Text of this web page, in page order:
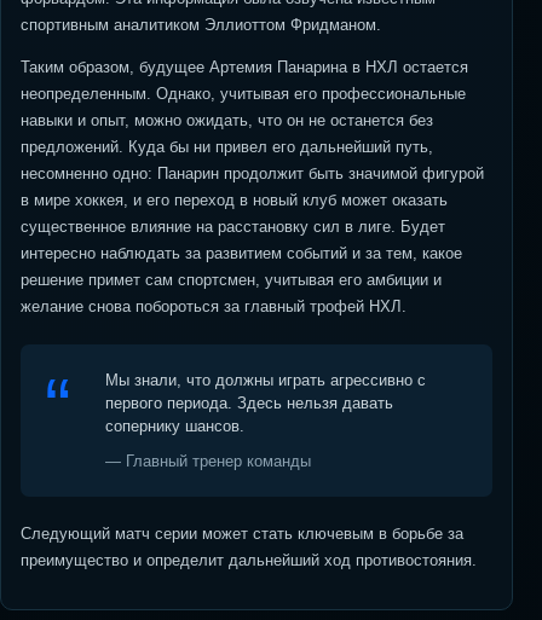
спортивным аналитиком Эллиоттом Фридманом.
Таким образом, будущее Артемия Панарина в НХЛ остается
неопределенным. Однако, учитывая его профессиональные
навыки и опыт, можно ожидать, что он не останется без
предложений. Куда бы ни привел его дальнейший путь,
несомненно одно: Панарин продолжит быть значимой фигурой
в мире хоккея, и его переход в новый клуб может оказать
существенное влияние на расстановку сил в лиге. Будет
интересно наблюдать за развитием событий и за тем, какое
решение примет сам спортсмен, учитывая его амбиции и
желание снова побороться за главный трофей НХЛ.
Мы знали, что должны играть агрессивно с
первого периода. Здесь нельзя давать
сопернику шансов.
— Главный тренер команды
Следующий матч серии может стать ключевым в борьбе за
преимущество и определит дальнейший ход противостояния.